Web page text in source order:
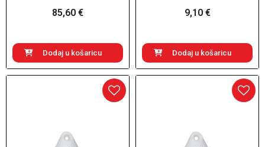
85,60 €
Dodaj u košaricu
9,10 €
Dodaj u košaricu